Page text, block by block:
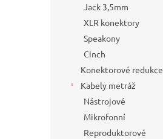
Jack 3,5mm
XLR konektory
Speakony
Cinch
Konektorové redukce
Kabely metráž
Nástrojové
Mikrofonní
Reproduktorové